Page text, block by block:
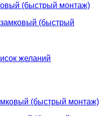
(быстрый монтаж)
желаний
(быстрый монтаж)